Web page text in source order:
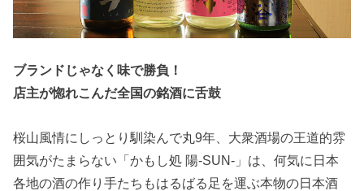
ブランドじゃなく味で勝負！
店主が惚れこんだ全国の銘酒に舌鼓
桜山風情にしっとり馴染んで丸9年、大衆酒場の王道的雰
囲気がたまらない「かもし処 陽-SUN-」は、何気に日本
各地の酒の作り手たちもはるばる足を運ぶ本物の日本酒